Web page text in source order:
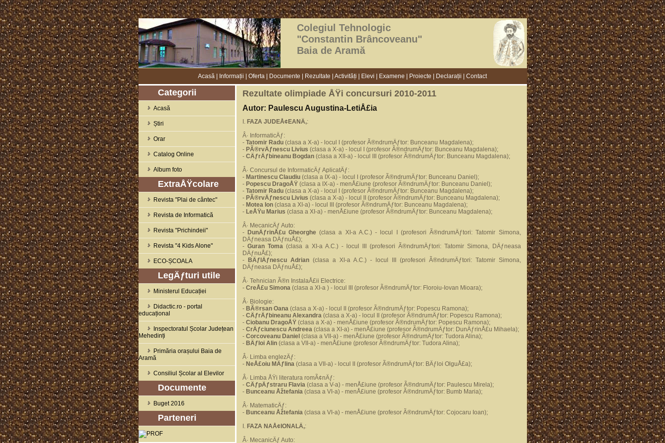
Colegiul Tehnologic
"Constantin Brâncoveanu"
Baia de Aramă
Acasă Informații Oferta Documente Rezultate Activități Elevi Examene Proiecte Declarații Contact
Categorii
Acasă
Știri
Orar
Catalog Online
Album foto
ExtraÅŸcolare
Revista "Plai de cântec"
Revista de Informatică
Revista "Prichindeii"
Revista "4 Kids Alone"
ECO-ȘCOALA
LegÄƒturi utile
Ministerul Educației
Didactic.ro - portal
educațional
Inspectoratul Școlar Județean
Mehedinți
Primăria orașului Baia de
Aramă
Consiliul Școlar al Elevilor
Documente
Buget 2016
Parteneri
Rezultate olimpiade ÅŸi concursuri 2010-2011
Autor: Paulescu Augustina-LetiÅ£ia
I. FAZA JUDEÅ¢EANÄ‚:
Â· InformaticÄƒ:
- Tatomir Radu(clasa a X-a) - locul I (profesor Ã®ndrumÄƒtor: Bunceanu Magdalena);
- PÃ®rvÄƒnescu Livius (clasa a X-a) - locul I (profesor Ã®ndrumÄƒtor: Bunceanu Magdalena);
- CÄƒrÄƒbineanu Bogdan(clasa a XII-a) - locul III (profesor Ã®ndrumÄƒtor: Bunceanu Magdalena);
Â· Concursul de InformaticÄƒ AplicatÄƒ:
- Martinescu Claudiu(clasa a IX-a) - locul I (profesor Ã®ndrumÄƒtor: Bunceanu Daniel);
- Popescu DragoÅŸ(clasa a IX-a) - menÅ£iune (profesor Ã®ndrumÄƒtor: Bunceanu Daniel);
- Tatomir Radu(clasa a X-a) - locul I (profesor Ã®ndrumÄƒtor: Bunceanu Magdalena);
- PÃ®rvÄƒnescu Livius (clasa a X-a) - locul II (profesor Ã®ndrumÄƒtor: Bunceanu Magdalena);
- Motea Ion(clasa a XI-a) - locul III (profesor Ã®ndrumÄƒtor: Bunceanu Magdalena);
- LeÅŸu Marius (clasa a XI-a) - menÅ£iune (profesor Ã®ndrumÄƒtor: Bunceanu Magdalena);
Â· MecanicÄƒ Auto:
- DunÄƒrinÅ£u Gheorghe(clasa a XI-a A.C.) - locul I (profesori Ã®ndrumÄƒtori: Tatomir Simona,
DÄƒneasa DÄƒnuÅ£);
- Guran Toma (clasa a XI-a A.C.) - locul III (profesori Ã®ndrumÄƒtori: Tatomir Simona, DÄƒneasa
DÄƒnuÅ£);
- BÄƒlÄƒnescu Adrian(clasa a XI-a A.C.) - locul III (profesori Ã®ndrumÄƒtori: Tatomir Simona,
DÄƒneasa DÄƒnuÅ£);
Â· Tehnician Ã®n InstalaÅ£ii Electrice:
- CreÅ£u Simona (clasa a XI-a ) - locul III (profesor Ã®ndrumÄƒtor: Floroiu-Iovan Mioara);
Â· Biologie:
- BÃ®rsan Oana (clasa a X-a) - locul II (profesor Ã®ndrumÄƒtor: Popescu Ramona);
- CÄƒrÄƒbineanu Alexandra (clasa a X-a) - locul II (profesor Ã®ndrumÄƒtor: Popescu Ramona);
- Ciobanu DragoÅŸ(clasa a X-a) - menÅ£iune (profesor Ã®ndrumÄƒtor: Popescu Ramona);
- CrÄƒciunescu Andreea (clasa a XI-a) - menÅ£iune (profesor Ã®ndrumÄƒtor: DunÄƒrinÅ£u Mihaela);
- Corcoveanu Daniel(clasa a VII-a) - menÅ£iune (profesor Ã®ndrumÄƒtor: Tudora Alina);
- BÄƒloi Alin(clasa a VII-a) - menÅ£iune (profesor Ã®ndrumÄƒtor: Tudora Alina);
Â· Limba englezÄƒ:
- NeÅ£oiu MÄƒlina (clasa a VII-a) - locul II (profesor Ã®ndrumÄƒtor: BÄƒloi OlguÅ£a);
Â· Limba ÅŸi literatura romÃ¢nÄƒ:
- CÄƒpÄƒstraru Flavia (clasa a V-a) - menÅ£iune (profesor Ã®ndrumÄƒtor: Paulescu Mirela);
- Bunceanu Åžtefania (clasa a VI-a) - menÅ£iune (profesor Ã®ndrumÄƒtor: Bumb Maria);
Â· MatematicÄƒ:
- Bunceanu Åžtefania (clasa a VI-a) - menÅ£iune (profesor Ã®ndrumÄƒtor: Cojocaru Ioan);
I. FAZA NAÅ¢IONALÄ‚:
Â· MecanicÄƒ Auto: